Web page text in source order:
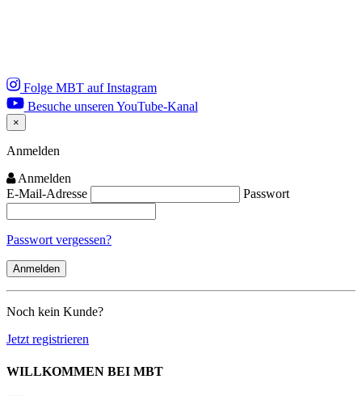
Folge MBT auf Instagram
Besuche unseren YouTube-Kanal
×
Close
Anmelden
Anmelden
E-Mail-Adresse
Passwort
Passwort vergessen?
Noch kein Kunde?
Jetzt registrieren
WILLKOMMEN BEI MBT